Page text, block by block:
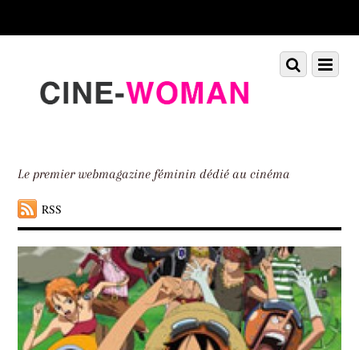
down
Le premier webmagazine féminin dédié au cinéma
RSS
Menu
Scroll
down